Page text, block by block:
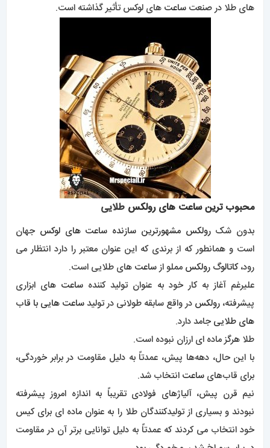
های طلا در صنعت ساعت های لوکس تأثیر گذاشته است.
محبوب ترین ساعت های رولکس طلایی
بدون شکرولکس مشهورترین سازنده ساعت های لوکس جهان
است و همانطور که از برندی که این عنوان معتبر را دارد انتظار می
رود،کاتالوگ رولکس مملو ازساعت های طلایی است.
علیرغم آغاز به کار خود به عنوان تولید کننده ساعت های ابزاری
پیشرفته، رولکس در واقع سابقه طولانی در تولیدساعت هایی با قاب
های طلایی جامد دارد.
طلا هرگز ماده ای ارزان نبوده است.
با این حال، دهه‌ها پیش، عمدتاً به دلیل مقاومت در برابر خوردگی،
برای قاب‌های ساعت انتخاب شد.
نیم قرن پیش، آلیاژهای فولادی تقریباً به اندازه امروز پیشرفته
نبودند و بسیاری از تولیدکنندگان طلا را به عنوان ماده ای برای کیس
خود انتخاب می کردند که عمدتاً به دلیل توانایی برتر آن در مقاومت